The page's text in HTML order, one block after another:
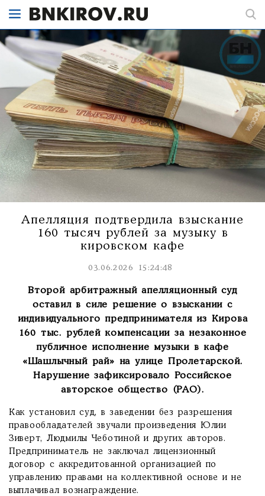
Апелляция подтвердила взыскание
160 тысяч рублей за музыку в
кировском кафе
03.06.2026 15:24:48
Второй арбитражный апелляционный суд
оставил в силе решение о взыскании с
индивидуального предпринимателя из Кирова
160 тыс. рублей компенсации за незаконное
публичное исполнение музыки в кафе
«Шашлычный рай» на улице Пролетарской.
Нарушение зафиксировало Российское
авторское общество (РАО).
Как установил суд, в заведении без разрешения
правообладателей звучали произведения Юлии
Зиверт, Людмилы Чеботиной и других авторов.
Предприниматель не заключал лицензионный
договор с аккредитованной организацией по
управлению правами на коллективной основе и не
выплачивал вознаграждение.